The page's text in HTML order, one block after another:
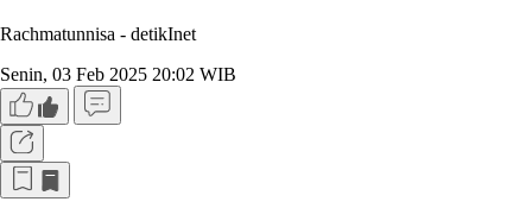
Rachmatunnisa - detikInet
Senin, 03 Feb 2025 20:02 WIB